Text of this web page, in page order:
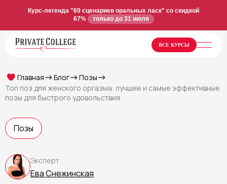
Курс-легенда "69 сценариев оральных ласк" со скидкой
67%
только до 31 июля
ВСЕ КУРСЫ
Главная Блог
Позы
Топ поз для женского оргазма: лучшие и самые эффективные
позы для быстрого удовольствия
Позы
Эксперт
Ева Снежинская